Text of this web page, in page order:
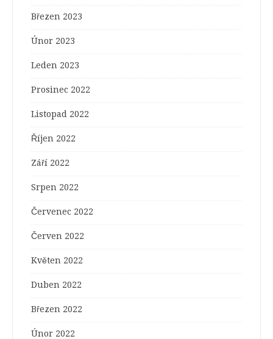
Březen 2023
Únor 2023
Leden 2023
Prosinec 2022
Listopad 2022
Říjen 2022
Září 2022
Srpen 2022
Červenec 2022
Červen 2022
Květen 2022
Duben 2022
Březen 2022
Únor 2022